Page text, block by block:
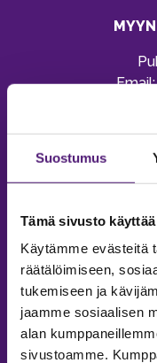
Suostumus
Tämä sivusto
Käytämme evästeitä
räätälöimiseen,
tukemiseen ja
jaamme sosiaalisen
alan
sivustoamme.